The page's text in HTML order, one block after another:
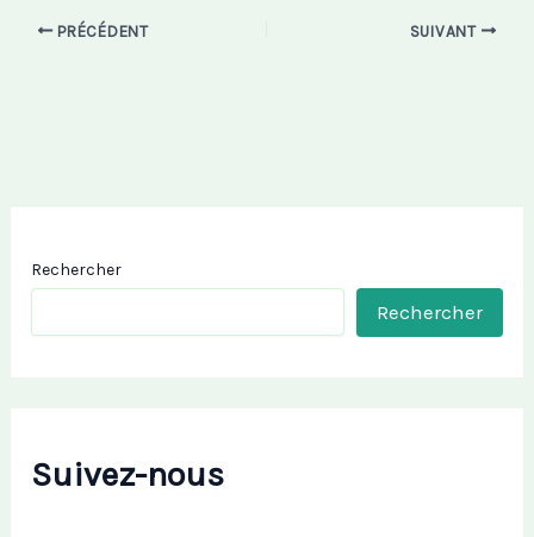
PRÉCÉDENT SUIVANT
Rechercher
Rechercher
Suivez-nous